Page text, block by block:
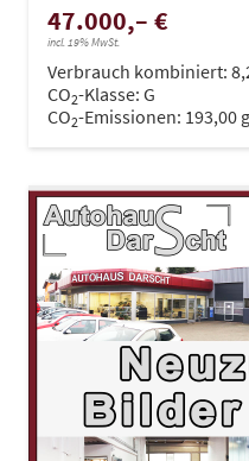
47.000,– €
incl. 19% MwSt.
Verbrauch kombiniert:
CO2-Klasse: G
CO2-Emissionen: 193,00